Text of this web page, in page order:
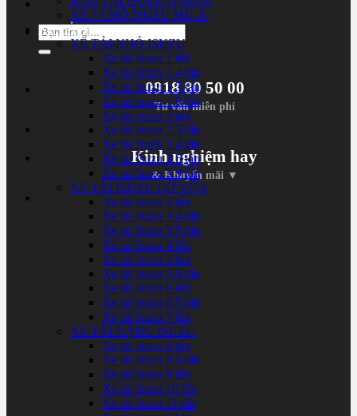
Tìm
kiếm:
0918 80 50 00
Tư vấn miễn phí
Kinh nghiệm hay
& Khuyến mãi ▼
XE 7 CHỖ ISUZU MU-X
XE TẢI ISUZU
XE TẢI NHỎ ISUZU
Xe tải Isuzu 1 tấn
Xe tải Isuzu 1.4 tấn
Xe tải Isuzu 1.5 tấn
Xe tải Isuzu 1.9 tấn
Xe tải Isuzu 2 tấn
Xe tải Isuzu 2.3 tấn
Xe tải Isuzu 2.4 tấn
Xe tải Isuzu 2.5 tấn
Xe tải Isuzu 2.9 tấn
XE TẢI ISUZU CỠ VỪA
Xe tải Isuzu 3 tấn
Xe tải Isuzu 3.4 tấn
Xe tải Isuzu 3.5 tấn
Xe tải Isuzu 4 tấn
Xe tải Isuzu 5 tấn
Xe tải Isuzu 5.5 tấn
Xe tải Isuzu 6 tấn
Xe tải Isuzu 6.5 tấn
Xe tải Isuzu 7 tấn
XE TẢI NẶNG ISUZU
Xe tải Isuzu 8 tấn
Xe tải Isuzu 8.5 tấn
Xe tải Isuzu 9 tấn
Xe tải Isuzu 10 tấn
Xe tải Isuzu 11 tấn